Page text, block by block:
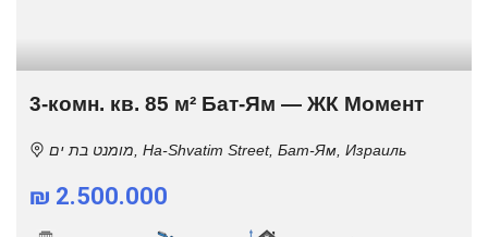
3-комн. кв. 85 м² Бат-Ям — ЖК Момент
מומנט בת ים, Ha-Shvatim Street, Бат-Ям, Израиль
₪ 2.500.000